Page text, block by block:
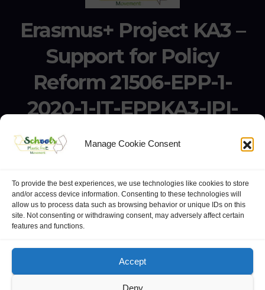
Manage Cookie Consent
To provide the best experiences, we use technologies like cookies to store
and/or access device information. Consenting to these technologies will
allow us to process data such as browsing behavior or unique IDs on this
site. Not consenting or withdrawing consent, may adversely affect certain
features and functions.
Accept
Deny
Erasmus+ Project KA3 –
Support for Policy
Reform 21506-EPP-1-
2020-1-IT-EPPKA3-IPI-
SOC-IN
Erasmus+ Project KA3 – Support for Policy Reform 21506-
website: